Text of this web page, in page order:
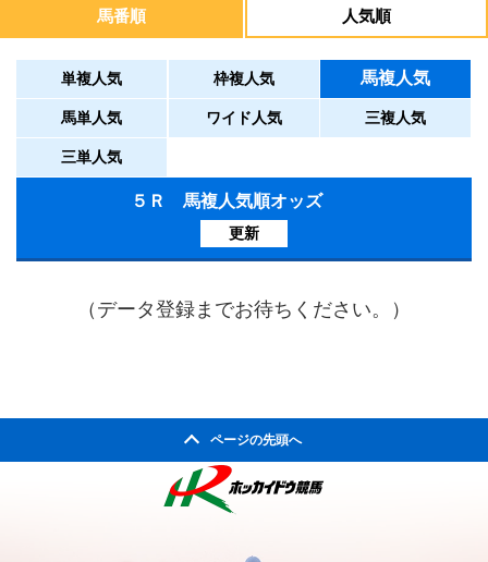
馬番順 人気順
単複人気 枠複人気 馬複人気
馬単人気 ワイド人気 三複人気
三単人気
５Ｒ 馬複人気順オッズ
更新
（データ登録までお待ちください。）
ページの先頭へ